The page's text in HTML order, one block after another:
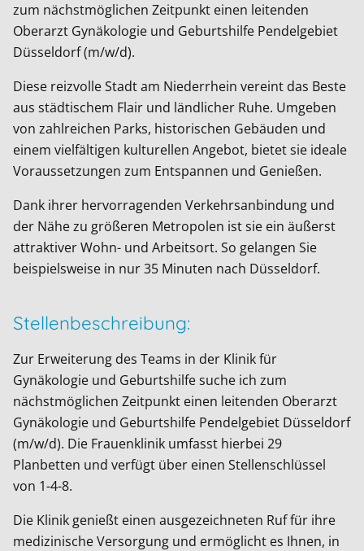
zum nächstmöglichen Zeitpunkt einen leitenden
Oberarzt Gynäkologie und Geburtshilfe Pendelgebiet
Düsseldorf (m/w/d).
Diese reizvolle Stadt am Niederrhein vereint das Beste
aus städtischem Flair und ländlicher Ruhe. Umgeben
von zahlreichen Parks, historischen Gebäuden und
einem vielfältigen kulturellen Angebot, bietet sie ideale
Voraussetzungen zum Entspannen und Genießen.
Dank ihrer hervorragenden Verkehrsanbindung und
der Nähe zu größeren Metropolen ist sie ein äußerst
attraktiver Wohn- und Arbeitsort. So gelangen Sie
beispielsweise in nur 35 Minuten nach Düsseldorf.
Stellenbeschreibung:
Zur Erweiterung des Teams in der Klinik für
Gynäkologie und Geburtshilfe suche ich zum
nächstmöglichen Zeitpunkt einen leitenden Oberarzt
Gynäkologie und Geburtshilfe Pendelgebiet Düsseldorf
(m/w/d). Die Frauenklinik umfasst hierbei 29
Planbetten und verfügt über einen Stellenschlüssel
von 1-4-8.
Die Klinik genießt einen ausgezeichneten Ruf für ihre
medizinische Versorgung und ermöglicht es Ihnen, in